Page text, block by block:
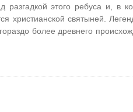
разгадкой этого ребуса и, в
христианской святыней.
более древнего